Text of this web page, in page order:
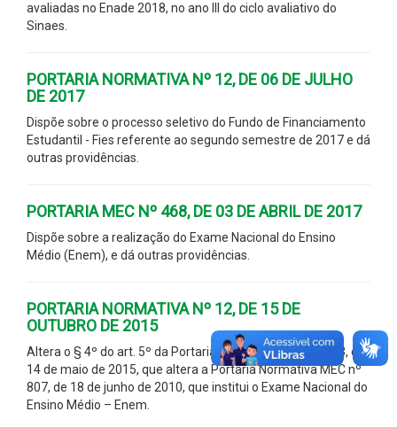
avaliadas no Enade 2018, no ano III do ciclo avaliativo do
Sinaes.
PORTARIA NORMATIVA Nº 12, DE 06 DE JULHO
DE 2017
Dispõe sobre o processo seletivo do Fundo de Financiamento
Estudantil - Fies referente ao segundo semestre de 2017 e dá
outras providências.
PORTARIA MEC Nº 468, DE 03 DE ABRIL DE 2017
Dispõe sobre a realização do Exame Nacional do Ensino
Médio (Enem), e dá outras providências.
PORTARIA NORMATIVA Nº 12, DE 15 DE
OUTUBRO DE 2015
Altera o § 4º do art. 5º da Portaria Normativa MEC nº 483, de
14 de maio de 2015, que altera a Portaria Normativa MEC nº
807, de 18 de junho de 2010, que institui o Exame Nacional do
Ensino Médio – Enem.